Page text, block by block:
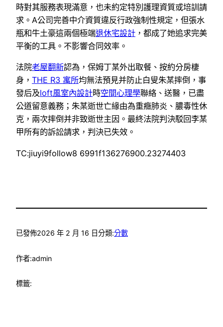
時對其服務表現滿意，也未約定特別護理資質或培訓請
求。A公司完善中介資質違反行政強制性規定，但張水
瓶和牛土豪這兩個極端退休宅設計 ，都成了她追求完美
平衡的工具。不影響合同效率。
法院老屋翻新認為，保姆丁某外出取餐、按約分房棲
身， THE R3 寓所均無法預見并防止白叟朱某摔倒，事
發后及loft風室內設計時空間心理學聯絡、送醫，已盡
公道留意義務；朱某逝世亡緣由為重癥肺炎、膿毒性休
克，兩次摔倒并非致逝世主因。最終法院判決駁回李某
甲所有的訴訟請求，判決已失效。
TC:jiuyi9follow8 6991f136276900.23274403
已發佈2026 年 2 月 16 日分類:分數
作者:admin
標籤: